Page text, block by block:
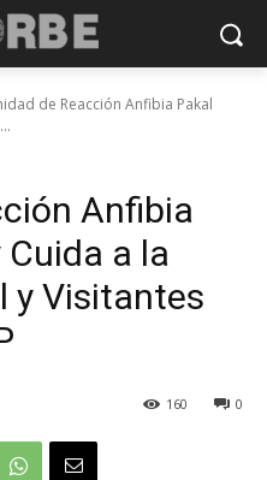
de Reacción Anfibia Pakal
Anfibia
a la
y Visitantes
0
160